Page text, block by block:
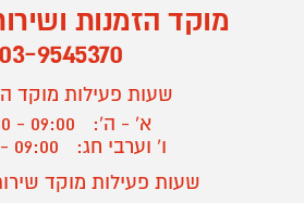
מוקד הזמנות
03-9545370
שעות פעילות מוקד
א' - ה':
09:00 - 18:00
ו' וערבי חג:
09:00 - 13:00
שעות פעילות מוקד